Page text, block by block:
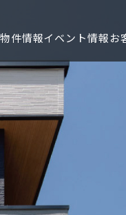
物件情報イベント情報お
合わせ
例